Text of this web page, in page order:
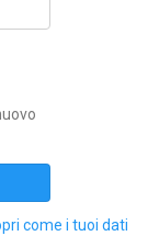
come i tuoi dati